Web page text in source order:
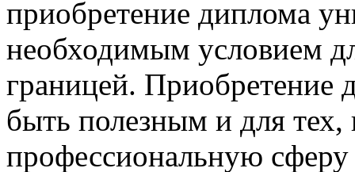
приобретение диплома
необходимым условием
границей. Приобретение
быть полезным и для тех,
профессиональную